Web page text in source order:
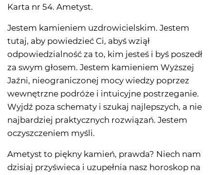
Karta nr 54. Ametyst.
Jestem kamieniem uzdrowicielskim. Jestem
tutaj, aby powiedzieć Ci, abyś wziął
odpowiedzialność za to, kim jesteś i byś poszedł
za swym głosem. Jestem kamieniem Wyższej
Jaźni, nieograniczonej mocy wiedzy poprzez
wewnętrzne podróże i intuicyjne postrzeganie.
Wyjdź poza schematy i szukaj najlepszych, a nie
najbardziej praktycznych rozwiązań. Jestem
oczyszczeniem myśli.
Ametyst to piękny kamień, prawda? Niech nam
dzisiaj przyświeca i uzupełnia nasz horoskop na